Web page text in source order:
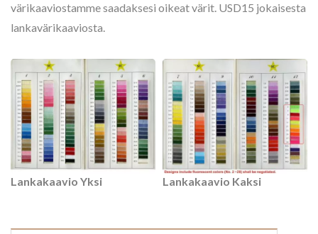
värikaaviostamme saadaksesi oikeat värit. USD15 jokaisesta
lankavärikaaviosta.
Lankakaavio Yksi Lankakaavio Kaksi